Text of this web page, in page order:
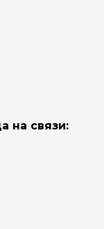
на связи: